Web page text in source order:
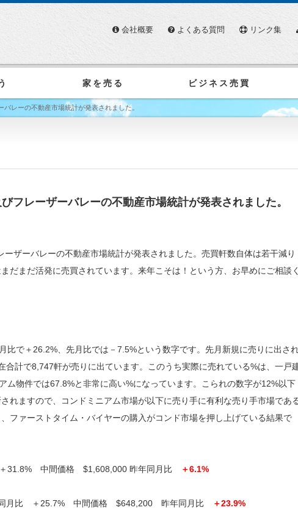
家を売る ビジネス売買
会社概要 よくある質問 リンク集
レーの不動産市場統計が発表されました。
フレーザーバレーの不動産市場統計が発表されました。
ザーバレーの不動産市場統計が発表されました。売買軒数自体は若干減り
だまだ活発に売買されています。来年こそは！という方、お早めにご相談
比で＋26.2%、先月比では－7.5%という数字です。先月新規に売りに出さ
合計で8,747軒が売りに出ています。このうち実際に売れている%は、一戸
ム物件では67.8%と非常に高い%になっています。こられの数字が12%以下
れますので、コンドミニアム市場が以下に売り手に有利な売り手市場であ
ファーストタイム・バイヤーの購入がコンド市場を押し上げている結果で
中間価格 $1,608,000 昨年同月比 ＋6.1%
比 ＋25.7% 中間価格 $648,200 昨年同月比 ＋23.9%